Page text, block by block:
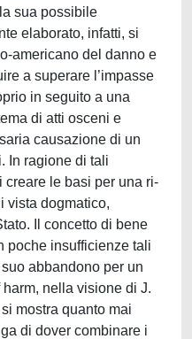
sua possibile
elaborato, infatti, si
americano del danno e
a superare l’impasse
in seguito a una
di atti osceni e
causazione di un
In ragione di tali
le basi per una ri-
vista dogmatico,
Il concetto di bene
poche insufficienze tali
abbandono per un
nella visione di J.
mostra quanto mai
di dover combinare i